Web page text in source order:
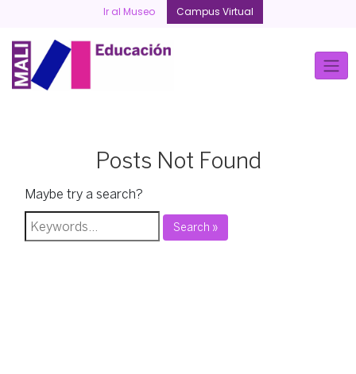
content
Ir al Museo Campus Virtual
Posts Not Found
Maybe try a search?
Search »